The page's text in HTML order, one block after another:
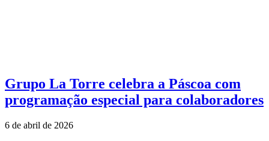
Grupo La Torre celebra a Páscoa com
programação especial para colaboradores
6 de abril de 2026